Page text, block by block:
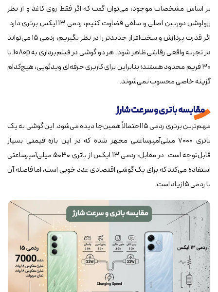
بر اساس مشخصات موجود، می‌توان گفت که اگر فقط روی کاغذ و از نظر
رزولوشن دوربین اصلی و سلفی قضاوت کنیم، ردمی ۱۳ ایکس برتری دارد.
اگر قدرت پردازش و سخت‌افزار جدیدتر را در نظر بگیریم، ردمی ۱۵ می‌تواند
در تجربه واقعی رقابتی ظاهر شود. هر دو گوشی در فیلم‌برداری به 1080p با
۳۰ فریم محدود هستند؛ بنابراین برای کاربری حرفه‌ای ویدئویی، هیچ‌کدام
گزینه خاصی محسوب نمی‌شوند.
مقایسه باتری و سرعت شارژ
مهم‌ترین برتری ردمی ۱۵ احتمالاً همین‌جا دیده می‌شود. این گوشی به یک
باتری ۷۰۰۰ میلی‌آمپرساعتی مجهز شده که در این بازه قیمتی بسیار
قابل‌توجه است. در مقابل، ردمی ۱۳ ایکس از باتری ۵۰۳۰ میلی‌آمپرساعتی
استفاده می‌کند که برای یک گوشی اقتصادی عدد خوبی است، اما فاصله آن
با ردمی ۱۵ زیاد است.